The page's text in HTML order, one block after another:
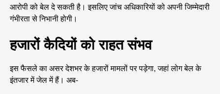
आरोपी को बेल दे सकती है। इसलिए जांच अधिकारियों को अपनी जिम्मेदारी
गंभीरता से निभानी होगी।
हजारों कैदियों को राहत संभव
इस फैसले का असर देशभर के हजारों मामलों पर पड़ेगा, जहां लोग बेल के
इंतजार में जेल में हैं। अब-